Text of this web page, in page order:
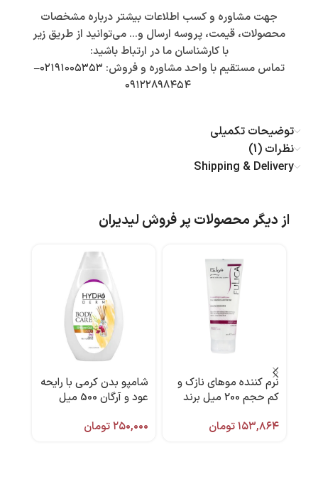
جهت مشاوره و کسب اطلاعات بیشتر درباره مشخصات
محصولات، قیمت، پروسه ارسال و… می‌توانید از طریق زیر
با کارشناسان ما در ارتباط باشید:
تماس مستقیم با واحد مشاوره و فروش: ۰۲۱۹۱۰۰۵۳۵۳–
۰۹۱۲۲۸۹۸۴۵۴
توضیحات تکمیلی
نظرات (1)
Shipping & Delivery
از دیگر محصولات پر فروش لیدیران
نرم کننده موهای نازک و
کم حجم 200 میل برند
۱۵۳,۸۶۴تومان
شامپو بدن کرمی با رایحه
عود و آرگان 500 میل
۲۵۰,۰۰۰تومان